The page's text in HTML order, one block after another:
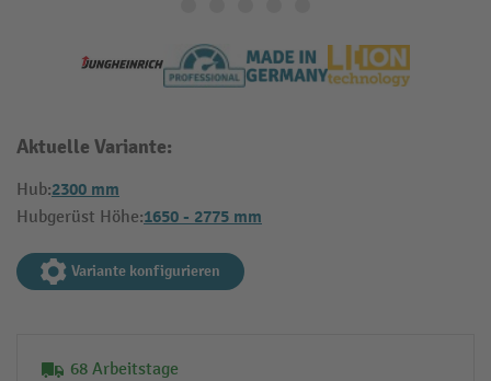
Aktuelle Variante:
Hub:2300 mm
Hubgerüst Höhe:1650 - 2775 mm
Variante konfigurieren
68 Arbeitstage